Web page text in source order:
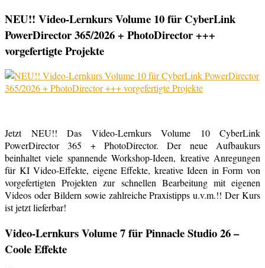
NEU!! Video-Lernkurs Volume 10 für CyberLink
PowerDirector 365/2026 + PhotoDirector +++
vorgefertigte Projekte
Jetzt NEU!! Das Video-Lernkurs Volume 10 CyberLink
PowerDirector 365 + PhotoDirector. Der neue Aufbaukurs
beinhaltet viele spannende Workshop-Ideen, kreative Anregungen
für KI Video-Effekte, eigene Effekte, kreative Ideen in Form von
vorgefertigten Projekten zur schnellen Bearbeitung mit eigenen
Videos oder Bildern sowie zahlreiche Praxistipps u.v.m.!! Der Kurs
ist jetzt lieferbar!
Video-Lernkurs Volume 7 für Pinnacle Studio 26 –
Coole Effekte